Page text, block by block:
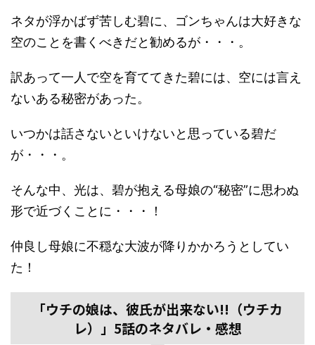
ネタが浮かばず苦しむ碧に、ゴンちゃんは大好きな
空のことを書くべきだと勧めるが・・・。
訳あって一人で空を育ててきた碧には、空には言え
ないある秘密があった。
いつかは話さないといけないと思っている碧だ
が・・・。
そんな中、光は、碧が抱える母娘の“秘密”に思わぬ
形で近づくことに・・・！
仲良し母娘に不穏な大波が降りかかろうとしてい
た！
「ウチの娘は、彼氏が出来ない!!（ウチカ
レ）」5話のネタバレ・感想